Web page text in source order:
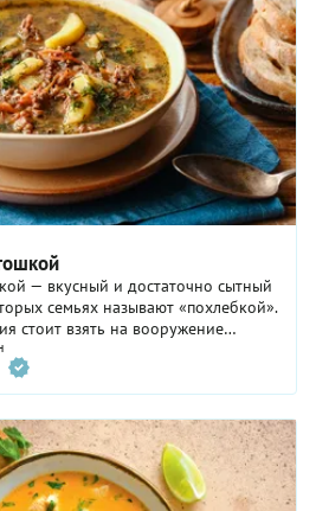
при этом не потратить много
— вкусный и достаточно сытный
семьях называют «похлебкой».
стоит взять на вооружение
выручит — и не раз, когда нужно
обед без варки бульона из мяса
говяжий, куриный или из
хороший мясной навар. А еще из
мясные шарики.
с овощами в сковороде и
картошкой. С таким сытным
и без второго блюда.